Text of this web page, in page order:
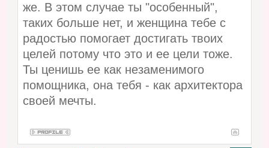
же. В этом случае ты "особенный",
таких больше нет, и женщина тебе с
радостью помогает достигать твоих
целей потому что это и ее цели тоже.
Ты ценишь ее как незаменимого
помощника, она тебя - как архитектора
своей мечты.